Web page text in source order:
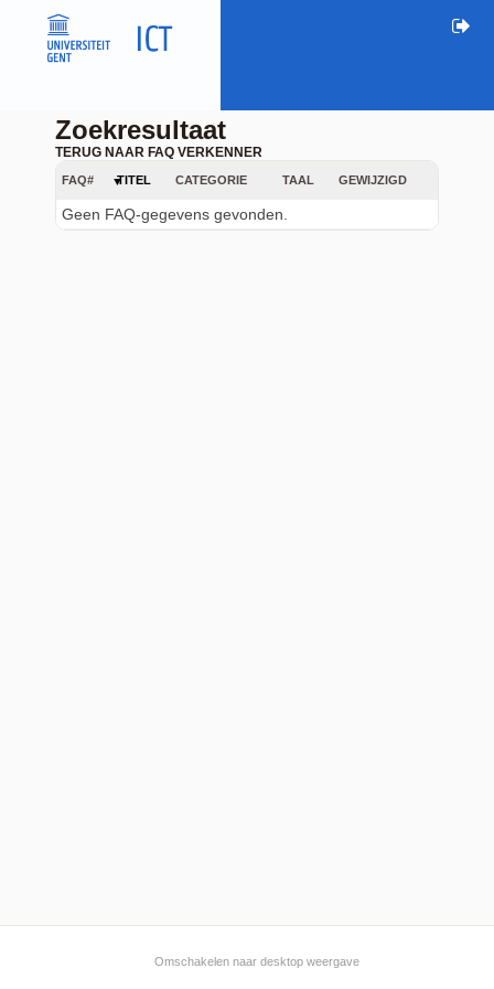
Zoekresultaat
TERUG NAAR FAQ VERKENNER
FAQ# TITEL CATEGORIE TAAL GEWIJZIGD
Geen FAQ-gegevens gevonden.
Omschakelen naar desktop weergave